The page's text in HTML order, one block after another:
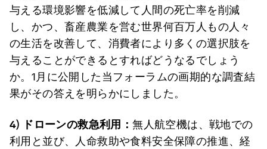
与える環境影響を低減して人間の死亡率を削減
し、かつ、畜産農業を営む世界何百万人もの人々
の生活を改善して、消費者により多くの選択肢を
与えることができるとすればどうなるでしょう
か。1月に公開した当フォーラムの画期的な調査結
果がその答えを明らかにしました。
4) ドローンの救急利用：無人航空機は、戦地での
利用と並び、人命救助や食料安全保障の推進、経